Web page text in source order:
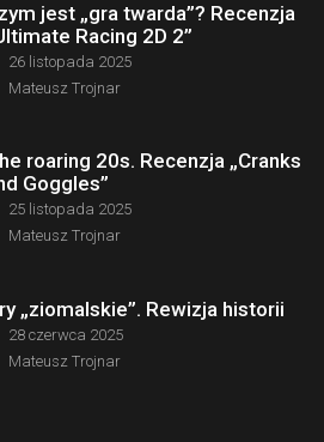
jest „gra twarda”? Recenzja
Racing 2D 2”
Posted on
26 listopada 2025
Author
Mateusz Trojnar
roaring 20s. Recenzja „Cranks
Goggles”
Posted on
25 listopada 2025
Author
Mateusz Trojnar
„ziomalskie”. Rewizja historii
Posted on
28 czerwca 2025
Author
Mateusz Trojnar